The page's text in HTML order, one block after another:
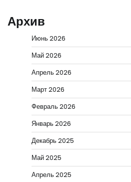
Архив
Июнь 2026
Май 2026
Апрель 2026
Март 2026
Февраль 2026
Январь 2026
Декабрь 2025
Май 2025
Апрель 2025